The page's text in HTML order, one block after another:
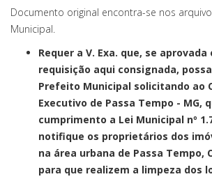
Documento original encontra-se nos
Municipal.
Requer a V. Exa. que, se
requisição aqui consignada,
Prefeito Municipal solicitando ao
Executivo de Passa Tempo - MG,
cumprimento a Lei Municipal nº
notifique os proprietários dos
na área urbana de Passa Tempo,
para que realizem a limpeza dos